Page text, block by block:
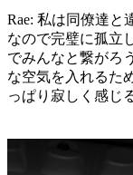
Rae: 私は同僚達と
なので完璧に孤立
でみんなと繋がろ
な空気を入れるた
っぱり寂しく感じ